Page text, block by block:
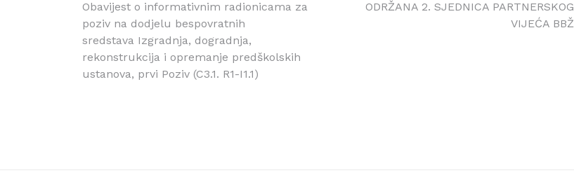
Navigacija
objava
Obavijest o informativnim radionicama za
poziv na dodjelu bespovratnih
sredstava Izgradnja, dogradnja,
rekonstrukcija i opremanje predškolskih
ustanova, prvi Poziv (C3.1. R1-I1.1)
ODRŽANA 2. SJEDNICA PARTNERSKOG
VIJEĆA BBŽ